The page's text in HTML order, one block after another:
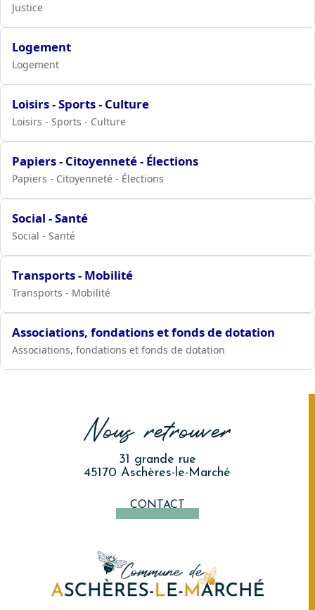
Justice
Logement
Logement
Loisirs - Sports - Culture
Loisirs - Sports - Culture
Papiers - Citoyenneté - Élections
Papiers - Citoyenneté - Élections
Social - Santé
Social - Santé
Transports - Mobilité
Transports - Mobilité
Associations, fondations et fonds de dotation
Associations, fondations et fonds de dotation
Nous retrouver
31 grande rue
45170 Aschères-le-Marché
CONTACT